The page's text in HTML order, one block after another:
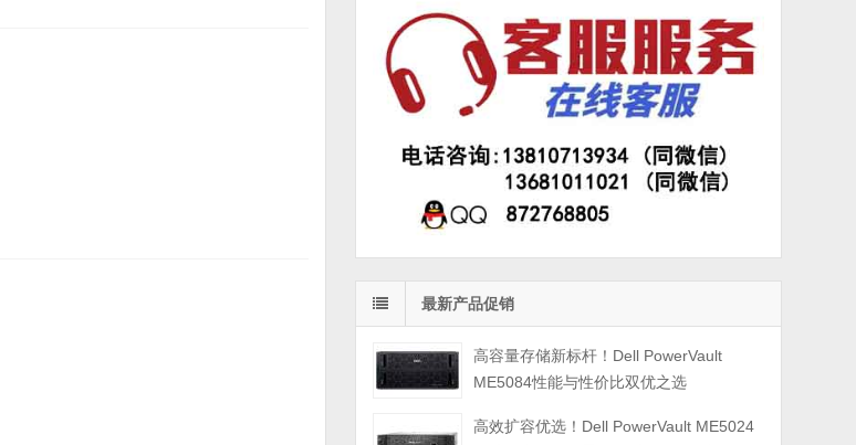
最新产品促销
高容量存储新标杆！Dell PowerVault
ME5084性能与性价比双优之选
高效扩容优选！Dell PowerVault ME5024